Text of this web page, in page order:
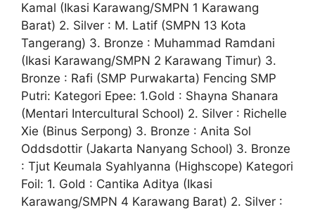
Kamal (Ikasi Karawang/SMPN 1 Karawang
Barat) 2. Silver : M. Latif (SMPN 13 Kota
Tangerang) 3. Bronze : Muhammad Ramdani
(Ikasi Karawang/SMPN 2 Karawang Timur) 3.
Bronze : Rafi (SMP Purwakarta) Fencing SMP
Putri: Kategori Epee: 1.Gold : Shayna Shanara
(Mentari Intercultural School) 2. Silver : Richelle
Xie (Binus Serpong) 3. Bronze : Anita Sol
Oddsdottir (Jakarta Nanyang School) 3. Bronze
: Tjut Keumala Syahlyanna (Highscope) Kategori
Foil: 1. Gold : Cantika Aditya (Ikasi
Karawang/SMPN 4 Karawang Barat) 2. Silver :